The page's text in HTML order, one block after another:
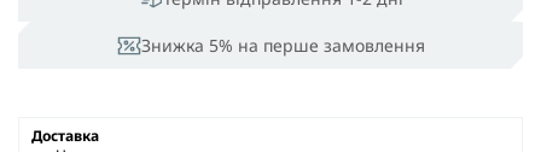
Знижка 5% на перше замовлення
Доставка